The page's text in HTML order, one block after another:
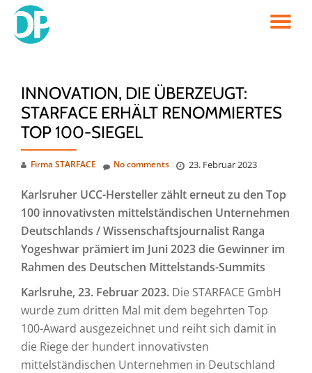
Skip
INNOVATION, DIE ÜBERZEUGT:
STARFACE ERHÄLT RENOMMIERTES
TOP 100-SIEGEL
Firma STARFACE 23. Februar 2023
No comments
Karlsruher UCC-Hersteller zählt erneut zu den Top
100 innovativsten mittelständischen Unternehmen
Deutschlands / Wissenschaftsjournalist Ranga
Yogeshwar prämiert im Juni 2023 die Gewinner im
Rahmen des Deutschen Mittelstands-Summits
Karlsruhe, 23. Februar 2023. Die STARFACE GmbH
wurde zum dritten Mal mit dem begehrten Top
100-Award ausgezeichnet und reiht sich damit in
die Riege der hundert innovativsten
mittelständischen Unternehmen in Deutschland